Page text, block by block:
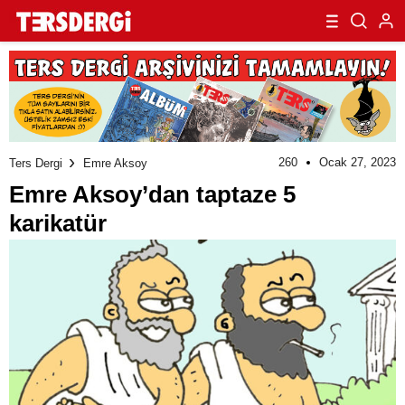
Ters Dergi Emre Aksoy 260 Ocak 27, 2023
Emre Aksoy’dan taptaze 5
karikatür